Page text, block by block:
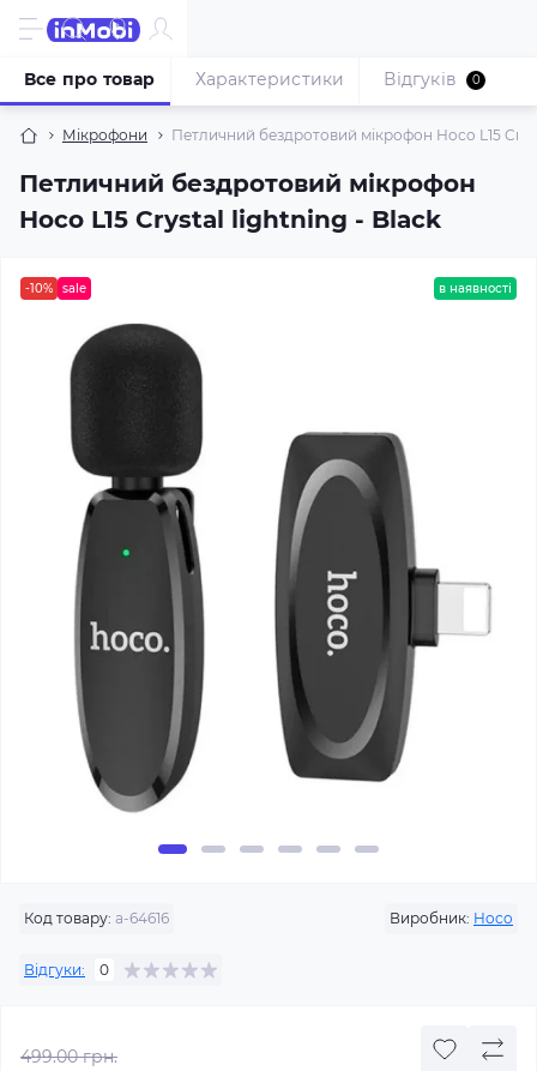
Мікрофони Петличний бездротовий мікрофон Hoco L15
Петличний бездротовий мікрофон
Hoco L15 Crystal lightning - Black
Все про товар Характеристики Відгуків 0
-10% sale в наявності
Код товару: a-64616 Виробник: Hoco
Відгуки: 0
499.00 грн.